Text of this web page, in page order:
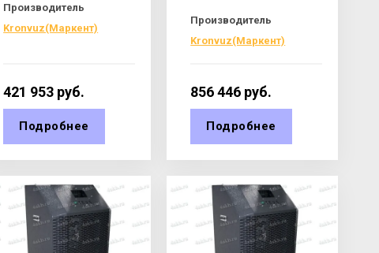
Производитель
Kronvuz(Маркент)
421 953 руб.
Подробнее
Производитель
Kronvuz(Маркент)
856 446 руб.
Подробнее